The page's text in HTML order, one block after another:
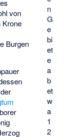
n
G
e
bi
et
e
a
b
et
w
a
1
2
von
Krone
Burgen